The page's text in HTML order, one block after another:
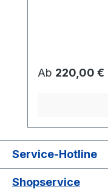
Regulärer
Ab 220,00 €
Service-Hotline
Shopservice